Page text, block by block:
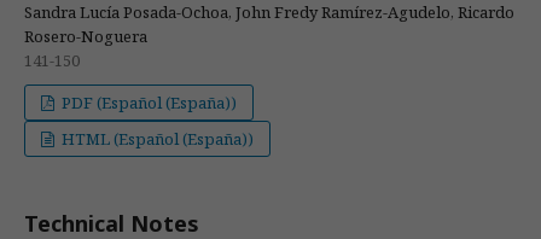
Sandra Lucía Posada-Ochoa, John Fredy Ramírez-Agudelo, Ricardo
Rosero-Noguera
141-150
PDF (Español (España))
HTML (Español (España))
Technical Notes